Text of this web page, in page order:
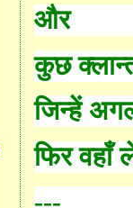
और
कुछ
जिन्हें
फिर वहाँ
---